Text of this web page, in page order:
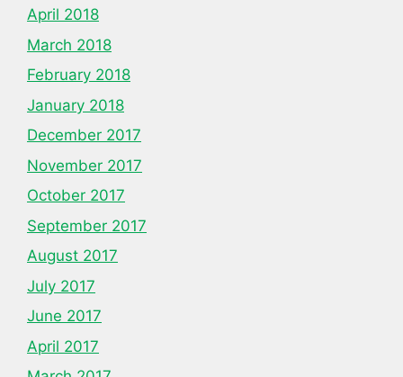
April 2018
March 2018
February 2018
January 2018
December 2017
November 2017
October 2017
September 2017
August 2017
July 2017
June 2017
April 2017